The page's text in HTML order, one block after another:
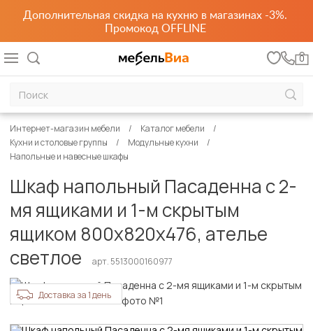
Дополнительная скидка на кухню в магазинах -3%.
Промокод OFFLINE
0
Интернет-магазин мебели
Каталог мебели
Кухни и столовые группы
Модульные кухни
Напольные и навесные шкафы
Шкаф напольный Пасаденна с 2-
мя ящиками и 1-м скрытым
ящиком 800х820х476, ателье
светлое
арт. 5513000160977
Доставка за 1 день